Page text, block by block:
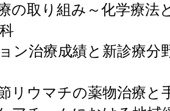
の取り組み～化学療法
ン治療成績と新診療分
リウマチの薬物治療と